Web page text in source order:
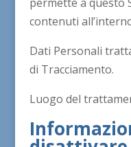
contenuti
Dati Personali
di Tracciamento.
Luogo del